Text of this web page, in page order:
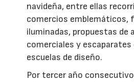
navideña, entre ellas
comercios emblemáticos,
iluminadas, propuestas de
comerciales y escaparates
escuelas de diseño.
Por tercer año